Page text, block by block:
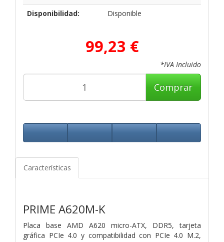
Disponibilidad:
Disponible
99,23 €
*IVA Incluido
Comprar
Características
PRIME A620M-K
Placa base AMD A620 micro-ATX, DDR5, tarjeta
gráfica PCIe 4.0 y compatibilidad con PCIe 4.0 M.2,